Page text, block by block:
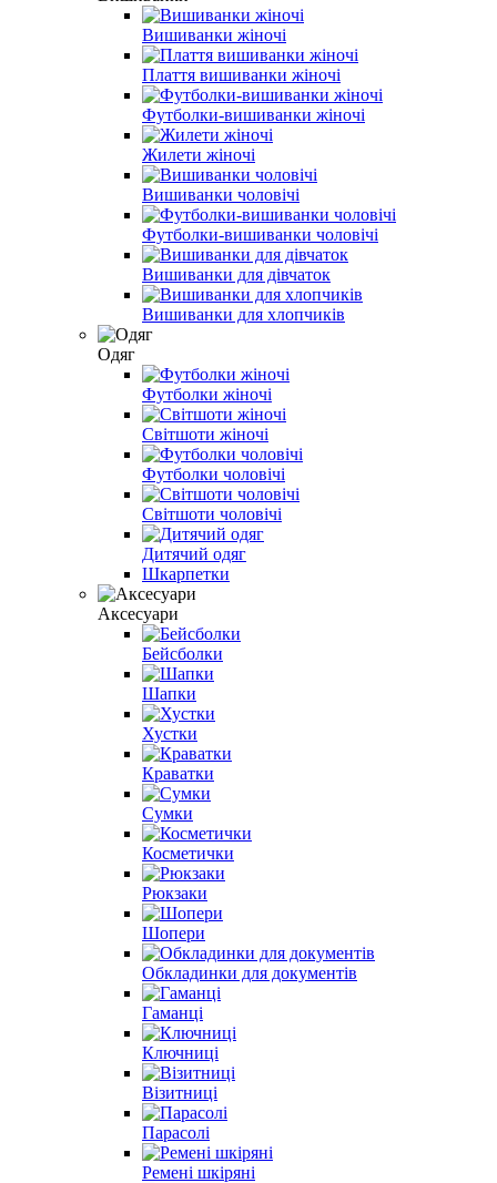
Вишиванки жіночі
Плаття вишиванки жіночі
Футболки-вишиванки жіночі
Жилети жіночі
Вишиванки чоловічі
Футболки-вишиванки чоловічі
Вишиванки для дівчаток
Вишиванки для хлопчиків
Одяг
Футболки жіночі
Світшоти жіночі
Футболки чоловічі
Світшоти чоловічі
Дитячий одяг
Шкарпетки
Аксесуари
Бейсболки
Шапки
Хустки
Краватки
Сумки
Косметички
Рюкзаки
Шопери
Обкладинки для документів
Гаманці
Ключниці
Візитниці
Парасолі
Ремені шкіряні